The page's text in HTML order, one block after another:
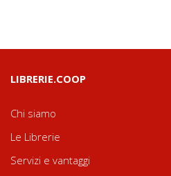
LIBRERIE.COOP
Chi siamo
Le Librerie
Servizi e vantaggi